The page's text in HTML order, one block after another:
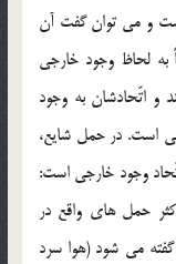
و مي توان گفت آن
به لحاظ وجود خارجي
و اتّحادشان به وجود
است. در حمل شايع،
وجود خارجي است:
حمل هاي واقع در
مي شود (هوا سرد